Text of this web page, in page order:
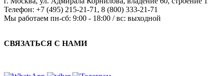
Телефон: +7 (495) 215-21-71 , 8 (800) 333-21-71
Мы работаем пн-сб: 9:00 - 18:00 / вс: выходной
СВЯЗАТЬСЯ С НАМИ